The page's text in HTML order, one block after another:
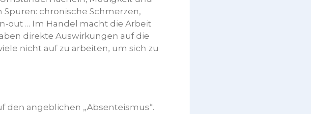
chronische Schmerzen,
out … Im Handel macht die Arbeit
direkte Auswirkungen auf die
nicht auf zu arbeiten, um sich zu
den angeblichen „Absenteismus“.